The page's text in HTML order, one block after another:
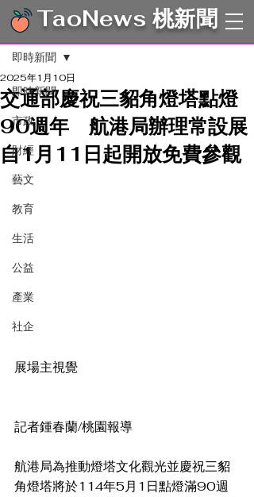
TaoNews 桃新聞
文章
即時新聞
市政
財經
藝文
教育
生活
公益
產業
社企
即時新聞
交通部慶祝三貂角燈塔點燈
90週年 航港局辦理常設展
自1月11日起開放免費參觀
2025年1月10日
展場主視覺
記者鍾春蘭/桃園報導
航港局為推動燈塔文化觀光並慶祝三貂
角燈塔將於114年5月1日點燈滿90週